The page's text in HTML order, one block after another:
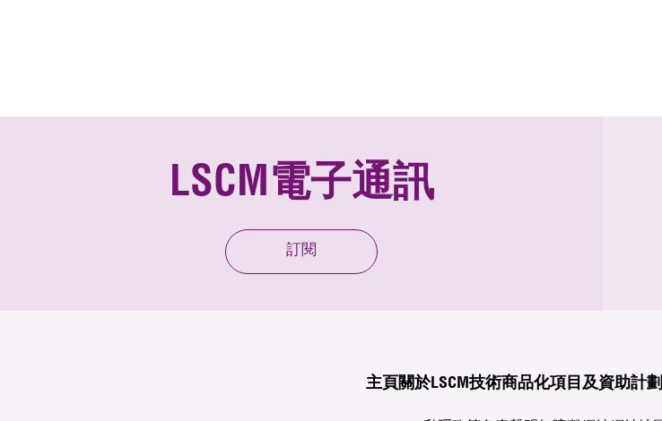
LSCM電子通訊
訂閱
主頁關於LSCM技術商品化項目及資助計劃